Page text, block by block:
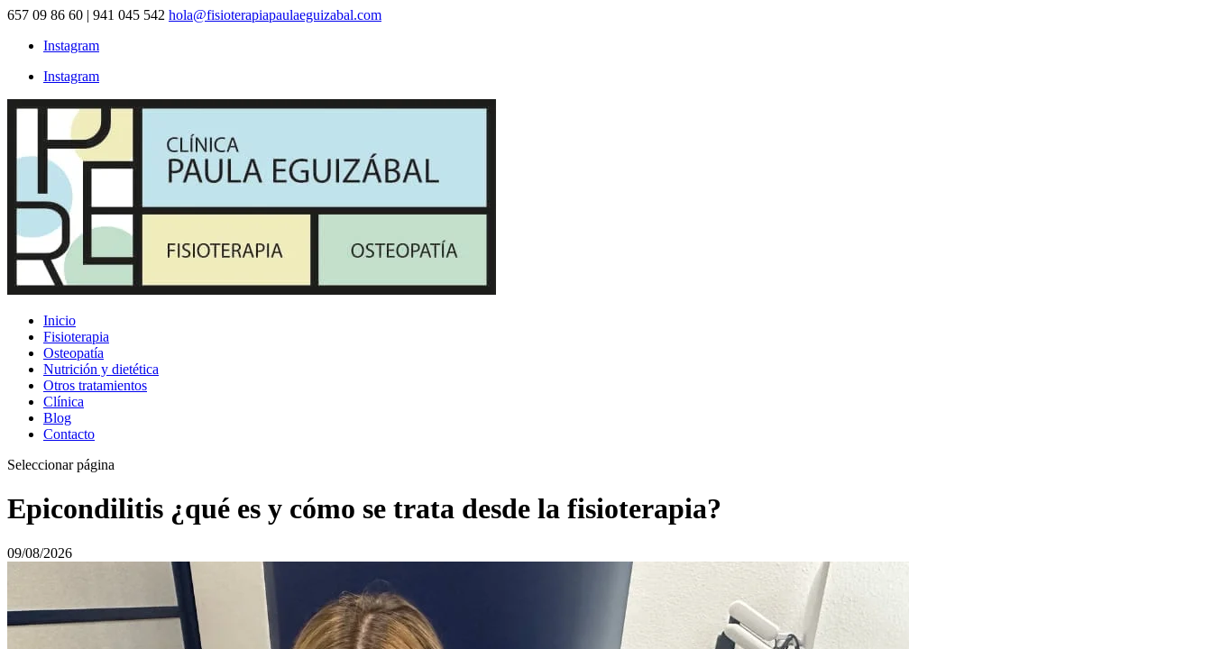
657 09 86 60 | 941 045 542 hola@fisioterapiapaulaeguizabal.com
Instagram
Instagram
Inicio
Fisioterapia
Osteopatía
Nutrición y dietética
Otros tratamientos
Clínica
Blog
Contacto
Seleccionar página
Epicondilitis ¿qué es y cómo se trata desde la fisioterapia?
09/08/2026